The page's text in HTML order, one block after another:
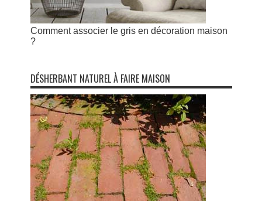
Comment associer le gris en décoration maison
?
DÉSHERBANT NATUREL À FAIRE MAISON